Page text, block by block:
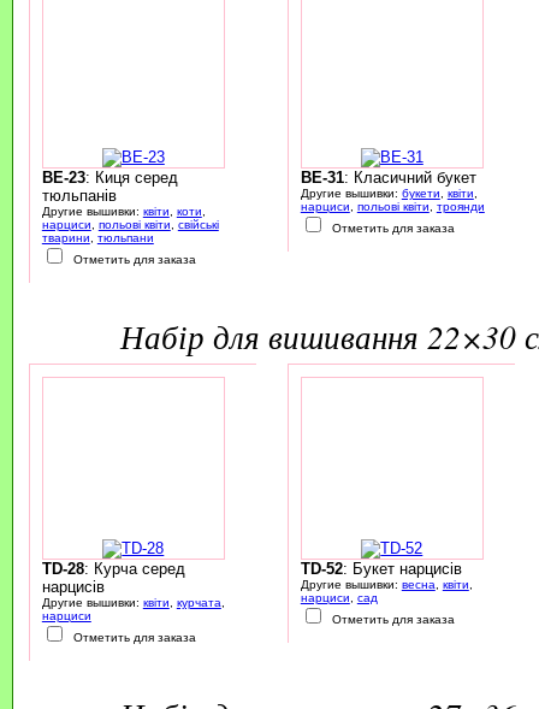
BE-23: Киця серед
тюльпанів
Другие вышивки: квіти, коти,
нарциси, польові квіти, свійські
тварини, тюльпани
Отметить для заказа
BE-31: Класичний букет
Другие вышивки: букети, квіти,
нарциси, польові квіти, троянди
Отметить для заказа
набір для вишивання
TD-28: Курча серед
нарцисів
Другие вышивки: квіти курчата
нарциси
Отметить для заказа
TD-52: Букет нарцисів
Другие вышивки: весна квіти
нарциси
сад
Отметить для заказа